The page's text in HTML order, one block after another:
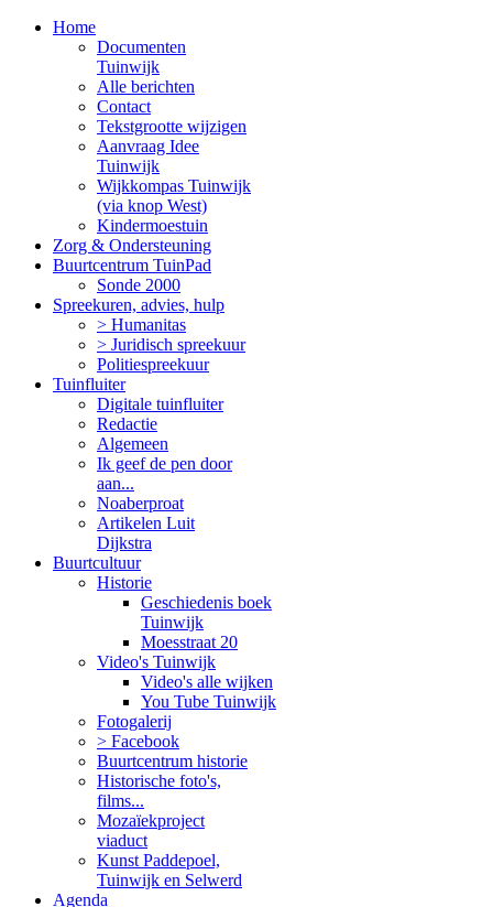
Home
Documenten
Tuinwijk
Alle berichten
Contact
Tekstgrootte wijzigen
Aanvraag Idee
Tuinwijk
Wijkkompas Tuinwijk
(via knop West)
Kindermoestuin
Zorg & Ondersteuning
Buurtcentrum TuinPad
Sonde 2000
Spreekuren, advies, hulp
> Humanitas
> Juridisch spreekuur
Politiespreekuur
Tuinfluiter
Digitale tuinfluiter
Redactie
Algemeen
Ik geef de pen door
aan...
Noaberproat
Artikelen Luit
Dijkstra
Buurtcultuur
Historie
Geschiedenis boek
Tuinwijk
Moesstraat 20
Video's Tuinwijk
Video's alle wijken
You Tube Tuinwijk
Fotogalerij
> Facebook
Buurtcentrum historie
Historische foto's,
films...
Mozaïekproject
viaduct
Kunst Paddepoel,
Tuinwijk en Selwerd
Agenda